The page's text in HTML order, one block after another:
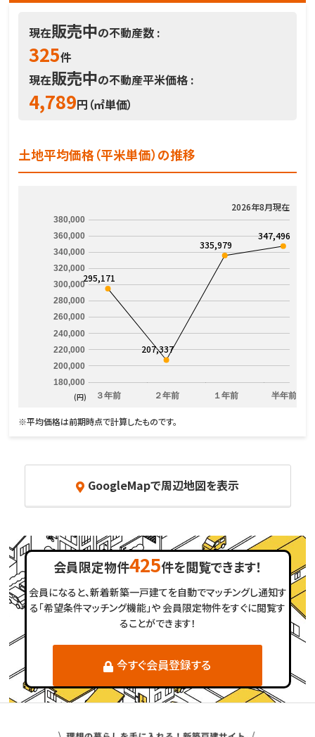
現在販売中の不動産数 :
325件
現在販売中の不動産平米価格 :
4,789円（㎡単価）
土地平均価格（平米単価）の推移
2026年8月現在
３年前 ２年前 １年前 半年前
180,000
200,000
220,000
240,000
260,000
280,000
300,000
320,000
340,000
360,000
380,000
295,171
207,337
335,979
347,496
(円)
※平均価格は前期時点で計算したものです。
GoogleMapで周辺地図を表示
会員限定物件425件を閲覧できます！
会員になると、新着新築一戸建てを自動でマッチングし通知す
る「希望条件マッチング機能」や会員限定物件をすぐに閲覧す
ることができます！
今すぐ会員登録する